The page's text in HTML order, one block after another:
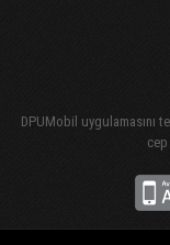
DPUMobil uygulamasını